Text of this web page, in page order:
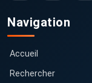
Navigation
Accueil
Rechercher